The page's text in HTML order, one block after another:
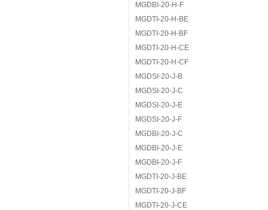
MGDBI-20-H-F
MGDTI-20-H-BE
MGDTI-20-H-BF
MGDTI-20-H-CE
MGDTI-20-H-CF
MGDSI-20-J-B
MGDSI-20-J-C
MGDSI-20-J-E
MGDSI-20-J-F
MGDBI-20-J-C
MGDBI-20-J-E
MGDBI-20-J-F
MGDTI-20-J-BE
MGDTI-20-J-BF
MGDTI-20-J-CE